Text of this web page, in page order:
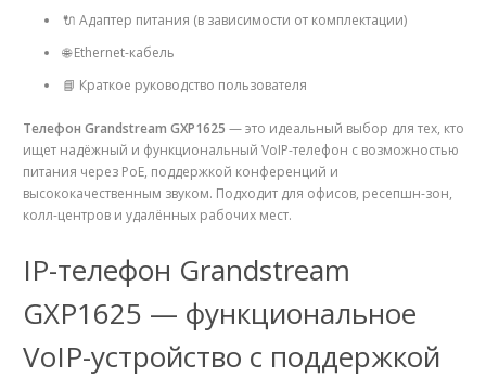
🔌 Адаптер питания (в зависимости от комплектации)
🌐 Ethernet-кабель
📘 Краткое руководство пользователя
Телефон Grandstream GXP1625 — это идеальный выбор для тех, кто
ищет надёжный и функциональный VoIP-телефон с возможностью
питания через PoE, поддержкой конференций и
высококачественным звуком. Подходит для офисов, ресепшн-зон,
колл-центров и удалённых рабочих мест.
IP-телефон Grandstream
GXP1625 — функциональное
VoIP-устройство с поддержкой